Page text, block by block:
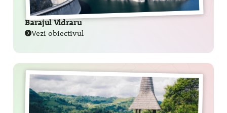
Barajul Vidraru
Vezi obiectivul